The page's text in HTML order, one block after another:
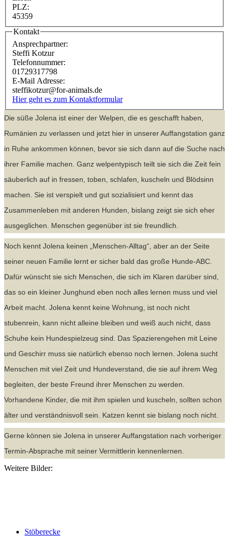
PLZ:
45359
Kontakt
Ansprechpartner:
Steffi Kotzur
Telefonnummer:
01729317798
E-Mail Adresse:
steffikotzur@for-animals.de
Hier geht es zum Kontaktformular
Die süße Jolena ist einer der Welpen, die es geschafft haben,
Rumänien zu verlassen und jetzt hier in unserer Auffangstation ganz
in Ruhe ankommen können, bevor sie sich dann auf die Suche nach
ihrer Familie machen. Ganz welpentypisch teilt sie sich die Zeit fein
säuberlich auf in fressen, toben, schlafen, kuscheln und Blödsinn
machen. Sie ist verspielt und gut sozialisiert und kennt das
Zusammenleben mit anderen Hunden, bislang zeigt sie sich eher
ausgeglichen. Menschen gegenüber ist sie freundlich.
Noch kennt Jolena keinen „Menschen-Alltag“, aber an der Seite
seiner neuen Familie lernt er sicher bald das große Hunde-ABC.
Dafür wünscht sie sich Menschen, die sich im Klaren darüber sind,
das so ein kleiner Junghund eben noch alles lernen muss und viel
Arbeit macht. Jolena kennt keine Wohnung, ist noch nicht
stubenrein, kann nicht alleine bleiben und weiß auch nicht, dass
Schuhe kein Hundespielzeug sind. Das Spazierengehen mit Leine
und Geschirr muss sie natürlich ebenso noch lernen. Jolena sucht
Menschen mit viel Zeit und Hundeverstand, die sie auf ihrem Weg
begleiten, der beste Freund ihrer Menschen zu werden.
Vorhandene Kinder, die mit ihm spielen und kuscheln, sollten schon
älter und verständnisvoll sein. Katzen kennt sie bislang noch nicht.
Gerne können sie Jolena in unserer Auffangstation nach vorheriger
Termin-Absprache mit seiner Vermittlerin kennenlernen.
Weitere Bilder:
Stöberecke